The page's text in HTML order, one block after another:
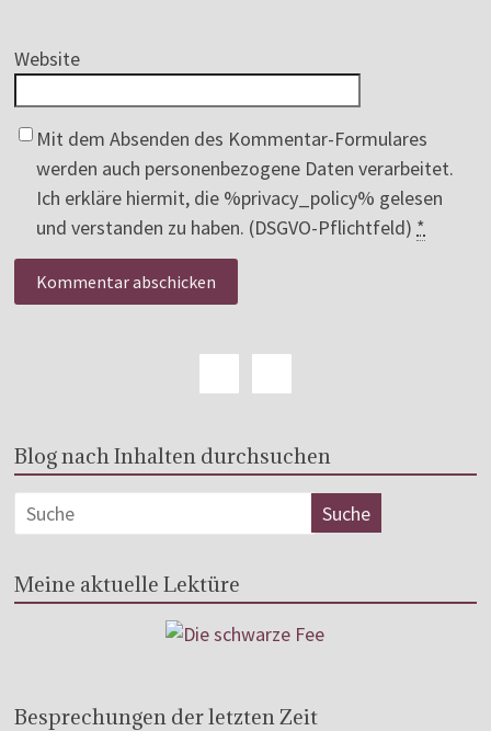
Website
Mit dem Absenden des Kommentar-Formulares
werden auch personenbezogene Daten verarbeitet.
Ich erkläre hiermit, die %privacy_policy% gelesen
und verstanden zu haben. (DSGVO-Pflichtfeld) *
Blog nach Inhalten durchsuchen
Meine aktuelle Lektüre
Besprechungen der letzten Zeit